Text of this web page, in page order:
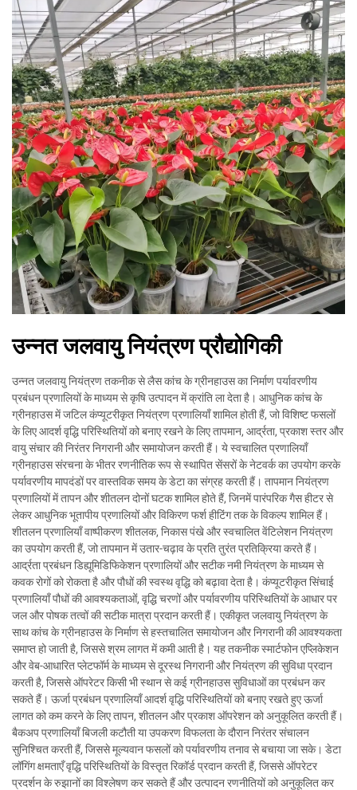
उन्नत जलवायु नियंत्रण प्रौद्योगिकी
उन्नत जलवायु नियंत्रण तकनीक से लैस कांच के ग्रीनहाउस का निर्माण पर्यावरणीय
प्रबंधन प्रणालियों के माध्यम से कृषि उत्पादन में क्रांति ला देता है। आधुनिक कांच के
ग्रीनहाउस में जटिल कंप्यूटरीकृत नियंत्रण प्रणालियाँ शामिल होती हैं, जो विशिष्ट फसलों
के लिए आदर्श वृद्धि परिस्थितियों को बनाए रखने के लिए तापमान, आर्द्रता, प्रकाश स्तर और
वायु संचार की निरंतर निगरानी और समायोजन करती हैं। ये स्वचालित प्रणालियाँ
ग्रीनहाउस संरचना के भीतर रणनीतिक रूप से स्थापित सेंसरों के नेटवर्क का उपयोग करके
पर्यावरणीय मापदंडों पर वास्तविक समय के डेटा का संग्रह करती हैं। तापमान नियंत्रण
प्रणालियों में तापन और शीतलन दोनों घटक शामिल होते हैं, जिनमें पारंपरिक गैस हीटर से
लेकर आधुनिक भूतापीय प्रणालियों और विकिरण फर्श हीटिंग तक के विकल्प शामिल हैं।
शीतलन प्रणालियाँ वाष्पीकरण शीतलक, निकास पंखे और स्वचालित वेंटिलेशन नियंत्रण
का उपयोग करती हैं, जो तापमान में उतार-चढ़ाव के प्रति तुरंत प्रतिक्रिया करते हैं।
आर्द्रता प्रबंधन डिह्यूमिडिफिकेशन प्रणालियों और सटीक नमी नियंत्रण के माध्यम से
कवक रोगों को रोकता है और पौधों की स्वस्थ वृद्धि को बढ़ावा देता है। कंप्यूटरीकृत सिंचाई
प्रणालियाँ पौधों की आवश्यकताओं, वृद्धि चरणों और पर्यावरणीय परिस्थितियों के आधार पर
जल और पोषक तत्वों की सटीक मात्रा प्रदान करती हैं। एकीकृत जलवायु नियंत्रण के
साथ कांच के ग्रीनहाउस के निर्माण से हस्तचालित समायोजन और निगरानी की आवश्यकता
समाप्त हो जाती है, जिससे श्रम लागत में कमी आती है। यह तकनीक स्मार्टफोन एप्लिकेशन
और वेब-आधारित प्लेटफॉर्म के माध्यम से दूरस्थ निगरानी और नियंत्रण की सुविधा प्रदान
करती है, जिससे ऑपरेटर किसी भी स्थान से कई ग्रीनहाउस सुविधाओं का प्रबंधन कर
सकते हैं। ऊर्जा प्रबंधन प्रणालियाँ आदर्श वृद्धि परिस्थितियों को बनाए रखते हुए ऊर्जा
लागत को कम करने के लिए तापन, शीतलन और प्रकाश ऑपरेशन को अनुकूलित करती हैं।
बैकअप प्रणालियाँ बिजली कटौती या उपकरण विफलता के दौरान निरंतर संचालन
सुनिश्चित करती हैं, जिससे मूल्यवान फसलों को पर्यावरणीय तनाव से बचाया जा सके। डेटा
लॉगिंग क्षमताएँ वृद्धि परिस्थितियों के विस्तृत रिकॉर्ड प्रदान करती हैं, जिससे ऑपरेटर
प्रदर्शन के रुझानों का विश्लेषण कर सकते हैं और उत्पादन रणनीतियों को अनुकूलित कर